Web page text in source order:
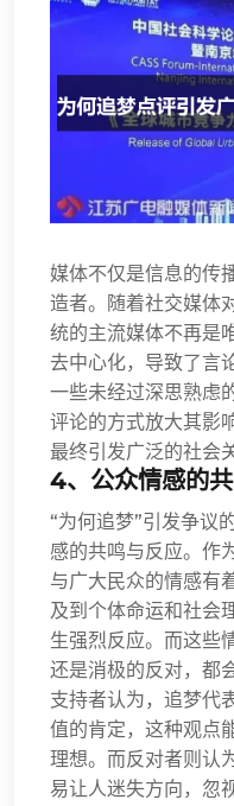
媒体不仅是信息的传
造者。随着社交媒体
统的主流媒体不再是
去中心化，导致了言
一些未经过深思熟虑
评论的方式放大其影
最终引发广泛的社会
4、公众情感的
“为何追梦”引发争议
感的共鸣与反应。作
与广大民众的情感有
及到个体命运和社会
生强烈反应。而这些
还是消极的反对，都
支持者认为，追梦代
值的肯定，这种观点
理想。而反对者则认
易让人迷失方向，忽